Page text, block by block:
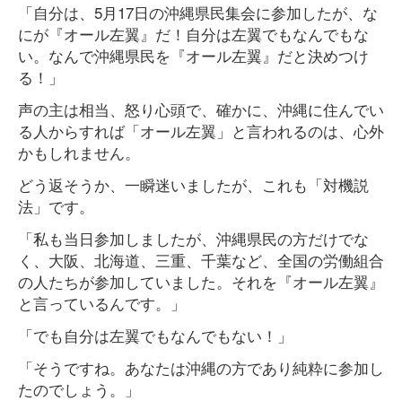
「自分は、5月17日の沖縄県民集会に参加したが、な
にが『オール左翼』だ！自分は左翼でもなんでもな
い。なんで沖縄県民を『オール左翼』だと決めつけ
る！」
声の主は相当、怒り心頭で、確かに、沖縄に住んでい
る人からすれば「オール左翼」と言われるのは、心外
かもしれません。
どう返そうか、一瞬迷いましたが、これも「対機説
法」です。
「私も当日参加しましたが、沖縄県民の方だけでな
く、大阪、北海道、三重、千葉など、全国の労働組合
の人たちが参加していました。それを『オール左翼』
と言っているんです。」
「でも自分は左翼でもなんでもない！」
「そうですね。あなたは沖縄の方であり純粋に参加し
たのでしょう。」